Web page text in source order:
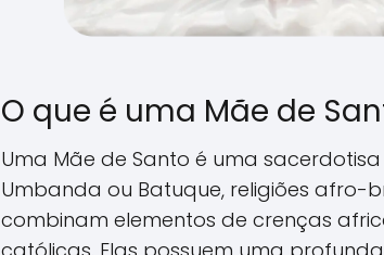
O que é uma Mãe de
Uma Mãe de Santo é uma
Umbanda ou Batuque, religiões afro-
combinam elementos de crenças